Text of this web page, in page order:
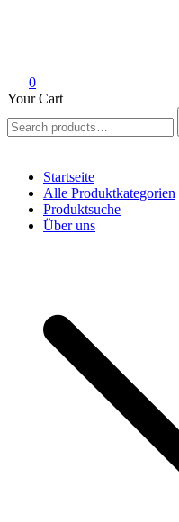
0
Your Cart
for:
Startseite
Alle Produktkategorien
Produktsuche
Über uns